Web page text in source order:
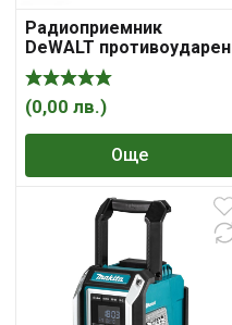
Радиоприемник
DeWALT противоударен
без батерия и зарядно,
14.4-18 V, DWST1-75659
(0,00 лв.)
Още